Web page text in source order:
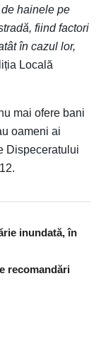
hainele pe
fiind factori
în cazul lor,
Locală
mai ofere bani
oameni ai
Dispeceratului
inundată, în
recomandări